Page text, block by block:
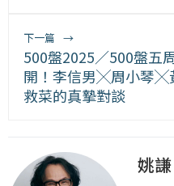
下一篇 →
500盤2025／500盤五
開！李信男╳周小琴╳
救菜的真摯對談
姚謙